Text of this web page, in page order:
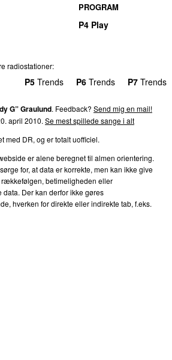
PROGRAM
P4 Play
radiostationer:
P5 Trends P6 Trends P7 Trends
G” Graulund. Feedback? Send mig en mail!
april 2010. Se mest spillede sange i alt
med DR, og er totalt uofficiel.
er alene beregnet til almen orientering.
for, at data er korrekte, men kan ikke give
betimeligheden eller
Der kan derfor ikke gøres
hverken for direkte eller indirekte tab, f.eks.